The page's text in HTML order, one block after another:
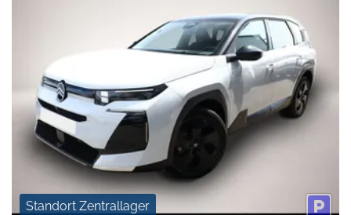
Standort Zentrallager